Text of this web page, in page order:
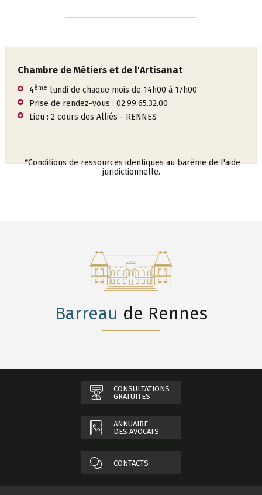
Chambre de Métiers et de l'Artisanat
4ème lundi de chaque mois de 14h00 à 17h00
Prise de rendez-vous : 02.99.65.32.00
Lieu : 2 cours des Alliés - RENNES
*Conditions de ressources identiques au barème de l'aide
juridictionnelle.
Barreau de Rennes
CONSULTATIONS
GRATUITES
ANNUAIRE
DES AVOCATS
CONTACTS